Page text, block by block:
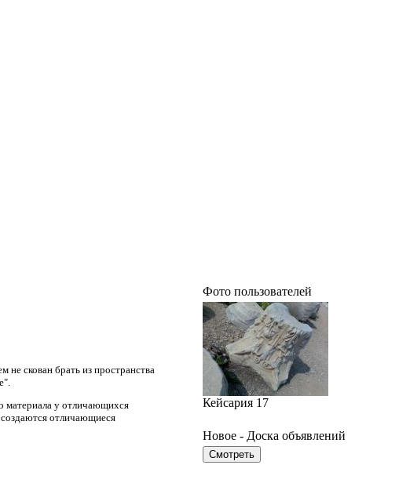
не скован брать из пространства
материала у отличающихся
отличающиеся
Фото пользователей
Кейсария 17
Новое - Доска объявлений